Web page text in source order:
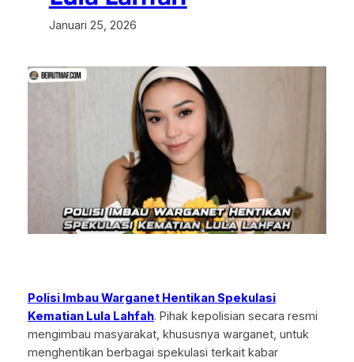
Januari 25, 2026
Polisi Imbau Warganet Hentikan Spekulasi
Kematian Lula Lahfah. Pihak kepolisian secara resmi
mengimbau masyarakat, khususnya warganet, untuk
menghentikan berbagai spekulasi terkait kabar